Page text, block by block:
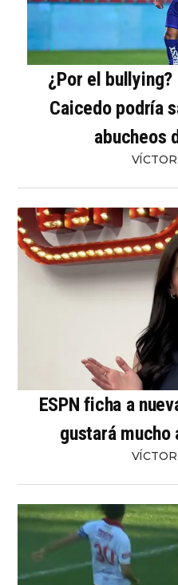
¿Por el
Caicedo podría
abucheos
ESPN ficha a
gustará mucho